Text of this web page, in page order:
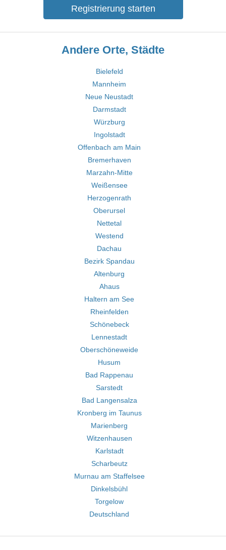
Registrierung starten
Andere Orte, Städte
Bielefeld
Mannheim
Neue Neustadt
Darmstadt
Würzburg
Ingolstadt
Offenbach am Main
Bremerhaven
Marzahn-Mitte
Weißensee
Herzogenrath
Oberursel
Nettetal
Westend
Dachau
Bezirk Spandau
Altenburg
Ahaus
Haltern am See
Rheinfelden
Schönebeck
Lennestadt
Oberschöneweide
Husum
Bad Rappenau
Sarstedt
Bad Langensalza
Kronberg im Taunus
Marienberg
Witzenhausen
Karlstadt
Scharbeutz
Murnau am Staffelsee
Dinkelsbühl
Torgelow
Deutschland